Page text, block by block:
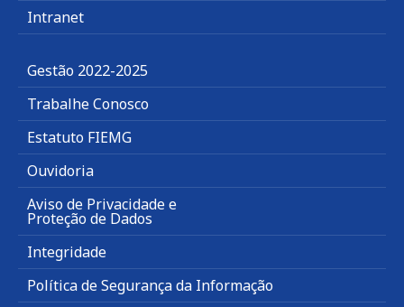
Intranet
Gestão 2022-2025
Trabalhe Conosco
Estatuto FIEMG
Ouvidoria
Aviso de Privacidade e
Proteção de Dados
Integridade
Política de Segurança da Informação